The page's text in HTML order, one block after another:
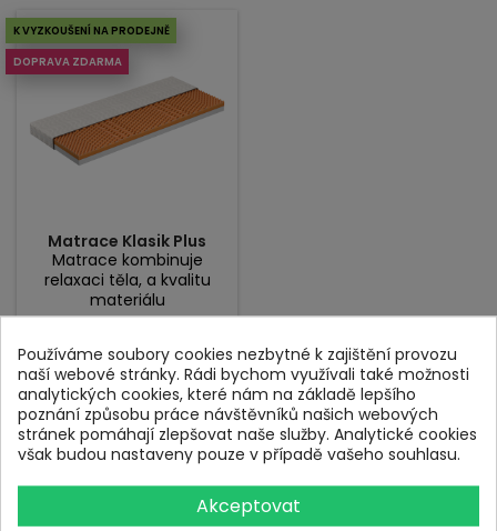
K VYZKOUŠENÍ NA PRODEJNĚ
DOPRAVA ZDARMA
Matrace Klasik Plus
Matrace kombinuje
relaxaci těla, a kvalitu
materiálu
pro spáče: 50-90 kg
max. nosnost: 100
kg/os
tuhost: H3 z 5
záruka na proležení: 2
roky
Používáme soubory cookies nezbytné k zajištění provozu
naší webové stránky. Rádi bychom využívali také možnosti
analytických cookies, které nám na základě lepšího
poznání způsobu práce návštěvníků našich webových
stránek pomáhají zlepšovat naše služby. Analytické cookies
však budou nastaveny pouze v případě vašeho souhlasu.
Akceptovat